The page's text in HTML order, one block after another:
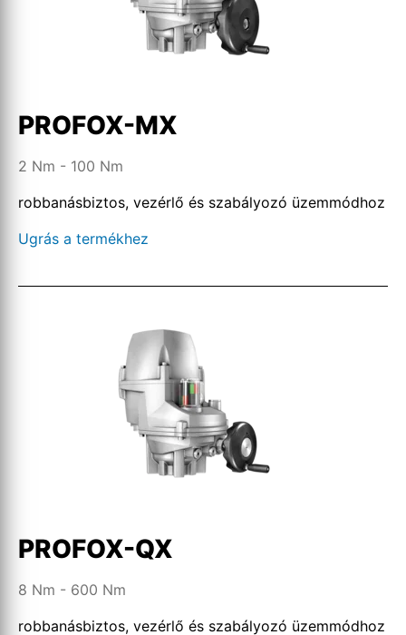
PROFOX-MX
2 Nm - 100 Nm
robbanásbiztos, vezérlő és szabályozó üzemmódhoz
Ugrás a termékhez
PROFOX-QX
8 Nm - 600 Nm
robbanásbiztos, vezérlő és szabályozó üzemmódhoz